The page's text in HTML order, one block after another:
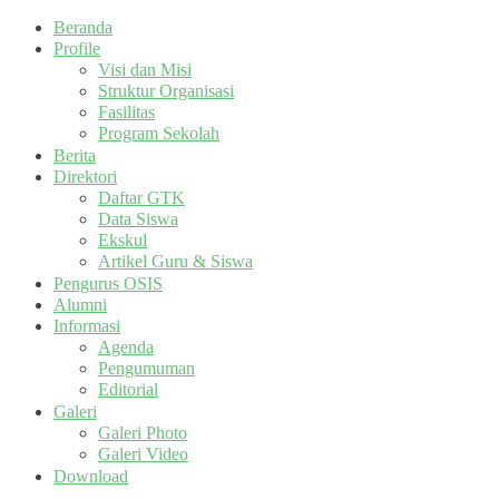
Beranda
Profile
Visi dan Misi
Struktur Organisasi
Fasilitas
Program Sekolah
Berita
Direktori
Daftar GTK
Data Siswa
Ekskul
Artikel Guru & Siswa
Pengurus OSIS
Alumni
Informasi
Agenda
Pengumuman
Editorial
Galeri
Galeri Photo
Galeri Video
Download